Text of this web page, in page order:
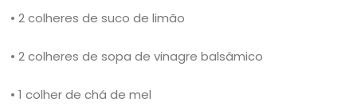
• 2 colheres de suco de limão
• 2 colheres de sopa de vinagre balsâmico
• 1 colher de chá de mel